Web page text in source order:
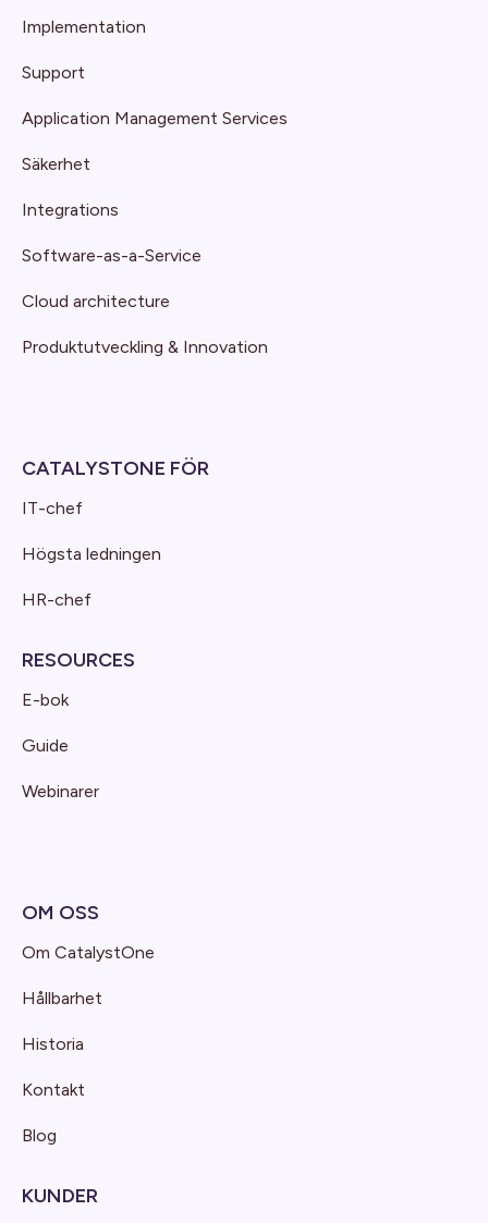
Implementation
Support
Application Management Services
Säkerhet
Integrations
Software-as-a-Service
Cloud architecture
Produktutveckling & Innovation
CATALYSTONE FÖR
IT-chef
Högsta ledningen
HR-chef
RESOURCES
E-bok
Guide
Webinarer
OM OSS
Om CatalystOne
Hållbarhet
Historia
Kontakt
Blog
KUNDER